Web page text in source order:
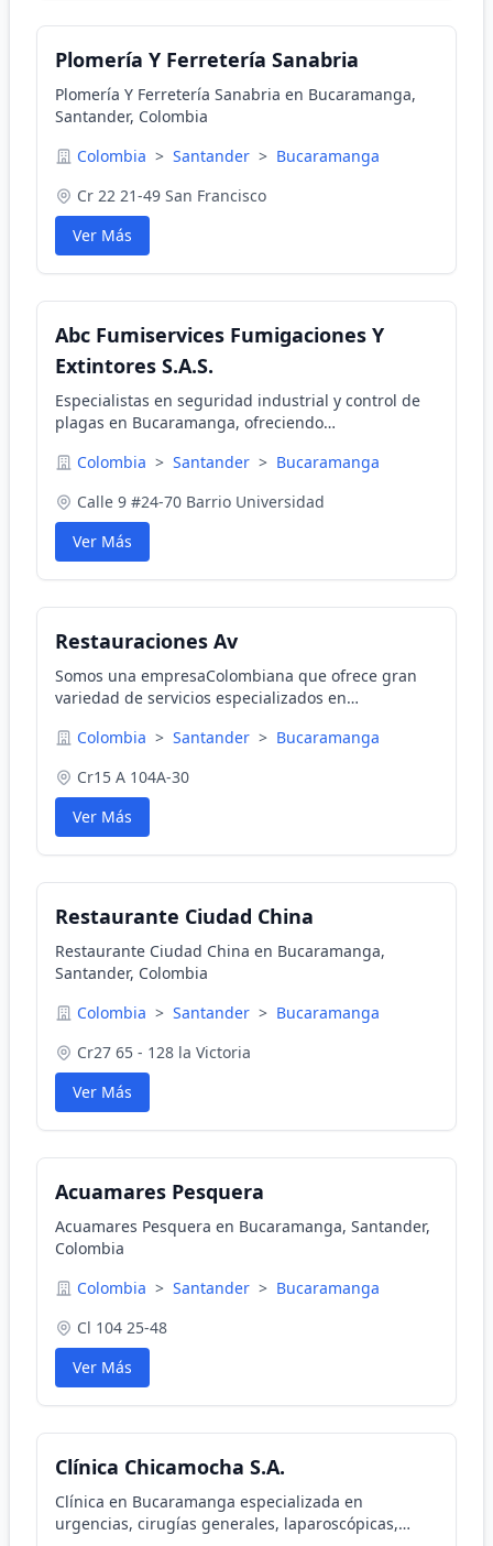
Plomería Y Ferretería Sanabria
Plomería Y Ferretería Sanabria en Bucaramanga,
Santander, Colombia
Colombia > Santander > Bucaramanga
Cr 22 21-49 San Francisco
Ver Más
Abc Fumiservices Fumigaciones Y
Extintores S.A.S.
Especialistas en seguridad industrial y control de
plagas en Bucaramanga, ofreciendo
Colombia > Santander > Bucaramanga
Calle 9 #24-70 Barrio Universidad
Ver Más
Restauraciones Av
Somos una empresaColombiana que ofrece gran
variedad de servicios especializados en
en cerámica, porcelanato, azulejos, mármol,
Colombia > Santander > Bucaramanga
Cr15 A 104A-30
Ver Más
Restaurante Ciudad China
Restaurante Ciudad China en Bucaramanga,
Santander, Colombia
Colombia > Santander > Bucaramanga
Cr27 65 - 128 la Victoria
Ver Más
Acuamares Pesquera
Acuamares Pesquera en Bucaramanga, Santander,
Colombia
Colombia > Santander > Bucaramanga
Cl 104 25-48
Ver Más
Clínica Chicamocha S.A.
Clínica en Bucaramanga especializada en
urgencias, cirugías generales, laparoscópicas,